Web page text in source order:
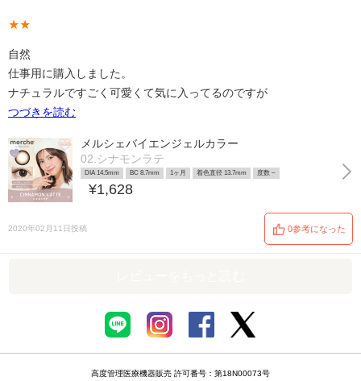
★★
自然
仕事用に購入しました。
ナチュラルですごく可愛くて気に入ってるのですが
つづきを読む
メルシェバイエンジェルカラー
02.シナモンラテ
DIA 14.5mm BC 8.7mm 1ヶ月 着色直径 13.7mm 度数 ~
¥1,628
2020年02月11日投稿 0参考になった
高度管理医療機器販売 許可番号：第18N00073号